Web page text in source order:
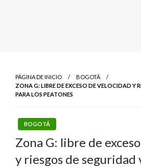
PÁGINA DE INICIO
BOGOTÁ
ZONA G: LIBRE DE EXCESO DE VELOCIDAD Y
PARA LOS PEATONES
BOGOTÁ
Zona G: libre de
y riesgos de seguridad